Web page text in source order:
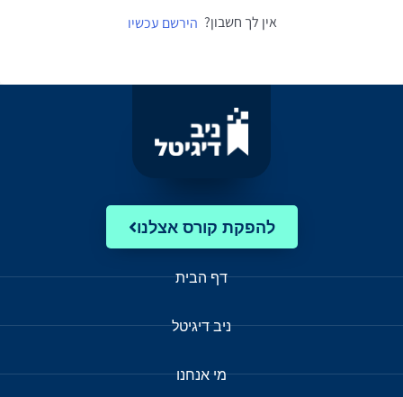
אין לך חשבון? הירשם עכשיו
להפקת קורס אצלנו
דף הבית
ניב דיגיטל
מי אנחנו